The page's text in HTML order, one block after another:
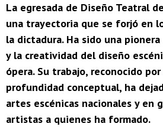
La egresada de Diseño Teatral
una trayectoria que se forjó en
la dictadura. Ha sido una
y la creatividad del diseño
ópera. Su trabajo, reconocido
profundidad conceptual, ha
artes escénicas nacionales y en
artistas a quienes ha formado.